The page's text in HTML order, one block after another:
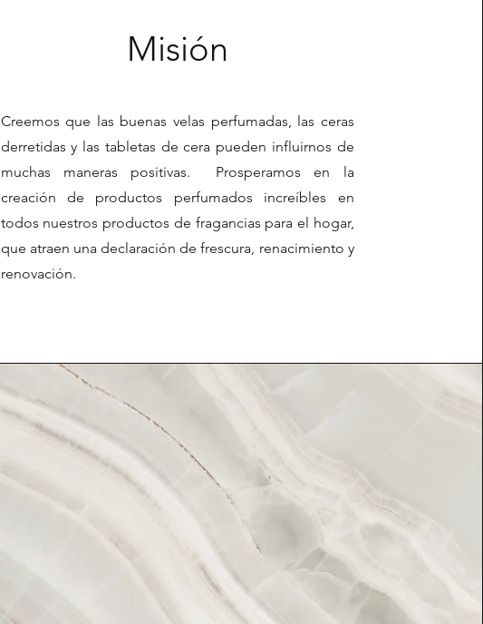
Misión
Creemos que las buenas velas perfumadas, las ceras
derretidas y las tabletas de cera pueden influirnos de
muchas maneras positivas. Prosperamos en la
creación de productos perfumados increíbles en
todos nuestros productos de fragancias para el hogar,
que atraen una declaración de frescura, renacimiento y
renovación.